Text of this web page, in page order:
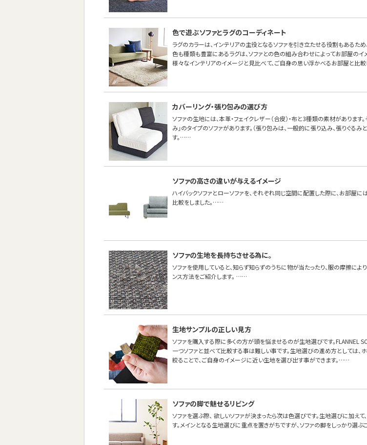
色で遊ぶソファとラグのコーディネート
ラグのカラーは、インテリアの主役となるソファを引き立たせる役割もあるため
色も種類も豊富にあるラグは、ソファとの色の組み合わせによってお部屋のイ
様々なインテリアのイメージと見比べて、ご自身の思い浮かべるお部屋と比
カバーリング・張り包みの選び方
ソファの生地には、本革・フェイクレザー（合皮）・布と3種類の素材があります
み」のタイプのソファがあります。（張り包みは、一般的に張り込み、張りぐる
す。……
ソファの高さの違いが与えるイメージ
ハイバックソファとローソファを、それぞれ同じ空間に配置した際に、お部屋
比較をしました。……
ソファの生地を長持ちさせる為に。
ソファを使用していると、知らず知らずのうちに物が当たったり、服の摩擦に
ンス方法をご紹介します。 ……
生地サンプルの正しい見方
ソファを購入する際に多くの方が頭を悩ませるのが生地選びです。FLANNEL
一つソファと並べて比較する事は難しい事です。生地選びの進め方としては
絞ることで、ご自身のイメージに近い生地を選び出す事ができます。……
ソファの脚で魅せるリビング
ソファを選ぶ際、 欲しいソファが決まったら次は色選びです。生地選びに加え
す。メインとなる生地選びに重点を置きがちですが、ソファの脚をしっかり選